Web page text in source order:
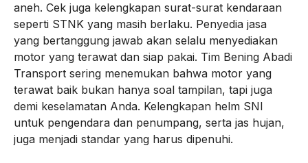
aneh. Cek juga kelengkapan surat-surat kendaraan
seperti STNK yang masih berlaku. Penyedia jasa
yang bertanggung jawab akan selalu menyediakan
motor yang terawat dan siap pakai. Tim Bening Abadi
Transport sering menemukan bahwa motor yang
terawat baik bukan hanya soal tampilan, tapi juga
demi keselamatan Anda. Kelengkapan helm SNI
untuk pengendara dan penumpang, serta jas hujan,
juga menjadi standar yang harus dipenuhi.